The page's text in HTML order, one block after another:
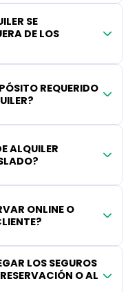
SE
DE LOS
REQUERIDO
ALQUILER
ONLINE O
LOS SEGUROS
O AL